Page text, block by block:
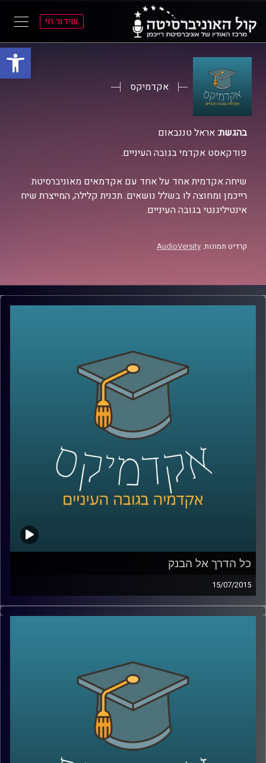
פתח
שידור חי
אקדמיקס
בהגשת:אראל טננבאום
פודקאסט אקדמי בגובה העיניים.
שיחה אקדמית אחד על אחד עם אקדמאים מאוניברסיטת
רייכמן ומחוצה לו בשלל נושאים. תכנית קלילה, המייצרת שיח
אינטיליגנטי בגובה העיניים.
קרדיט תמונות: AudioVersity
כל הדרך אל הבנק
15/07/2015
נדין בודו טרכטנברג, המשנה לנגידת בנק
עומדים לרשותו? נדין מסבירה על הקשר בין
משברים כלכליים לבין הפעילות של הבנקים
המרכזיים, ומנסה לתאר את התמונה הבעייתית
והמורכבת בכל הנוגע לסוגיות העוני העולמי.
אישה מעוררת השראה ובעלת השפעה
מתיישבת לשעה באולפן.